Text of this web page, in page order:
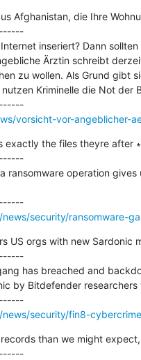
Afghanistan, die Ihre
inseriert? Dann
Ärztin schreibt
zu wollen. Als Grund gibt
Kriminelle die Not der
---------------------------------------------
vorsicht-vor-angeblicher-
exactly the files theyre after
ransomware operation
---------------------------------------------
security/ransomware-
US orgs with new Sardonic
has breached and
by Bitdefender
---------------------------------------------
security/fin8-
than we might